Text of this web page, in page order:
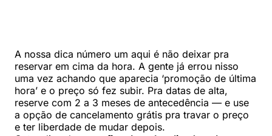
A nossa dica número um aqui é não deixar pra
reservar em cima da hora. A gente já errou nisso
uma vez achando que aparecia ‘promoção de última
hora’ e o preço só fez subir. Pra datas de alta,
reserve com 2 a 3 meses de antecedência — e use
a opção de cancelamento grátis pra travar o preço
e ter liberdade de mudar depois.